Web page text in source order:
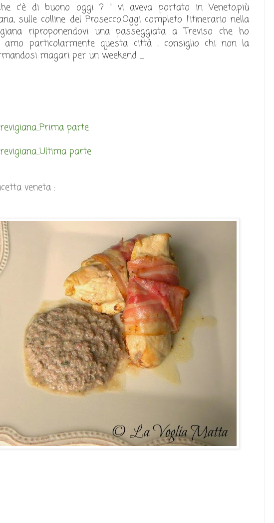
c'è di buono oggi ? " vi aveva portato in Veneto,più
sulle colline del Prosecco.Oggi completo l'itinerario nella
riproponendovi una passeggiata a Treviso che ho
particolarmente questa città , consiglio chi non la
magari per un weekend ....
parte
parte
veneta :